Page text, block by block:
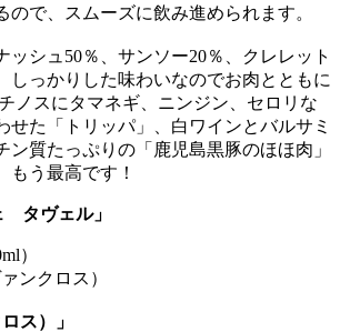
ので、スムーズに飲み進められます。
ッシュ50％、サンソー20％、クレレット
しっかりした味わいなのでお肉とともに
ノスにタマネギ、ニンジン、セロリな
せた「トリッパ」、白ワインとバルサミ
ン質たっぷりの「鹿児島黒豚のほほ肉」
もう最高です！
タヴェル」
）
ンクロス）
ス）」